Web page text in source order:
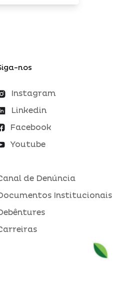
nos
Instagram
Linkedin
Facebook
Youtube
de Denúncia
Institucionais